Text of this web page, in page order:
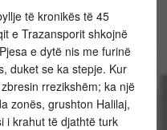
të kronikës të 45
e Trazansporit shkojnë
e dytë nis me furinë
duket se ka stepje. Kur
rrezikshëm; ka një
zonës, grushton Halilaj,
i krahut të djathtë turk